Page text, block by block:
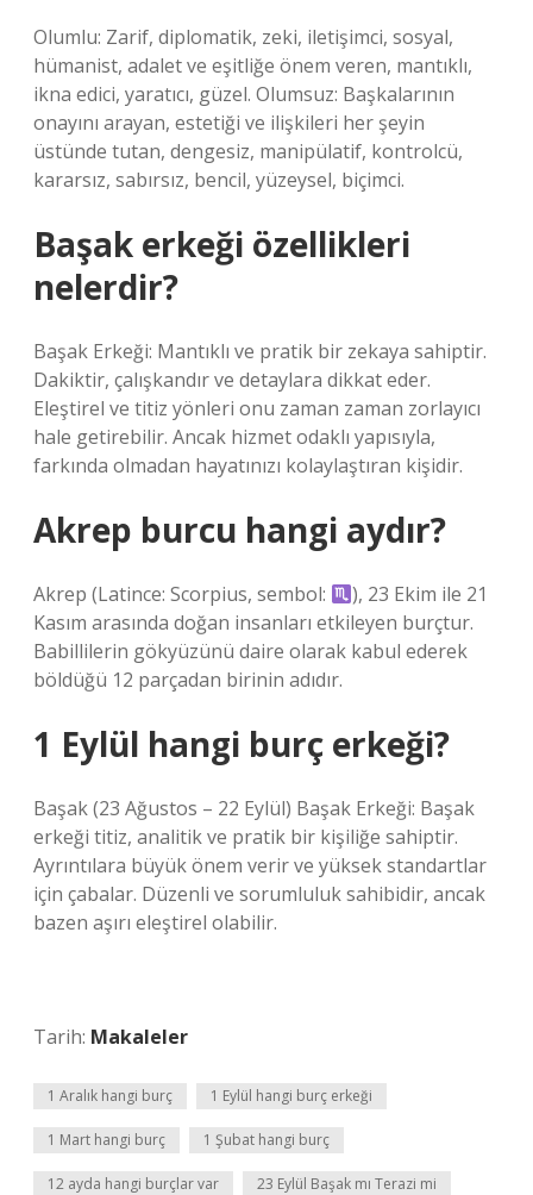
Olumlu: Zarif, diplomatik, zeki, iletişimci, sosyal,
hümanist, adalet ve eşitliğe önem veren, mantıklı,
ikna edici, yaratıcı, güzel. Olumsuz: Başkalarının
onayını arayan, estetiği ve ilişkileri her şeyin
üstünde tutan, dengesiz, manipülatif, kontrolcü,
kararsız, sabırsız, bencil, yüzeysel, biçimci.
Başak erkeği özellikleri
nelerdir?
Başak Erkeği: Mantıklı ve pratik bir zekaya sahiptir.
Dakiktir, çalışkandır ve detaylara dikkat eder.
Eleştirel ve titiz yönleri onu zaman zaman zorlayıcı
hale getirebilir. Ancak hizmet odaklı yapısıyla,
farkında olmadan hayatınızı kolaylaştıran kişidir.
Akrep burcu hangi aydır?
Akrep (Latince: Scorpius, sembol:
), 23 Ekim ile 21
Kasım arasında doğan insanları etkileyen burçtur.
Babillilerin gökyüzünü daire olarak kabul ederek
böldüğü 12 parçadan birinin adıdır.
1 Eylül hangi burç erkeği?
Başak (23 Ağustos – 22 Eylül) Başak Erkeği: Başak
erkeği titiz, analitik ve pratik bir kişiliğe sahiptir.
Ayrıntılara büyük önem verir ve yüksek standartlar
için çabalar. Düzenli ve sorumluluk sahibidir, ancak
bazen aşırı eleştirel olabilir.
Tarih: Makaleler
1 Aralık hangi burç 1 Eylül hangi burç erkeği
1 Mart hangi burç 1 Şubat hangi burç
12 ayda hangi burçlar var 23 Eylül Başak mı Terazi mi